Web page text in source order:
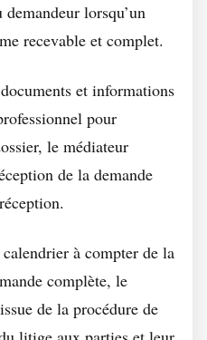
lorsqu’un
recevable et complet.
et informations
pour
le médiateur
de la demande
à compter de la
complète, le
de la procédure de